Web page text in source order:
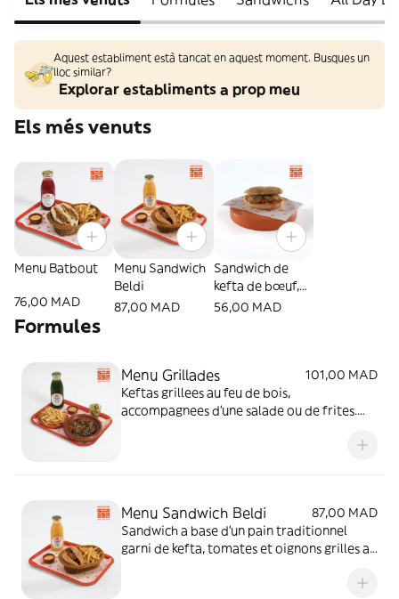
Aquest establiment està tancat en aquest moment. Busques un
lloc similar?
Explorar establiments a prop meu
Els més venuts
Menu Batbout
76,00 MAD
Menu Sandwich
Beldi
87,00 MAD
Sandwich de
kefta de bœuf,
race brune de
56,00 MAD
Formules
Menu Grillades
101,00 MAD
Keftas grillees au feu de bois,
accompagnees d'une salade ou de frites.
Menu Sandwich Beldi
87,00 MAD
Sandwich a base d'un pain traditionnel
garni de kefta, tomates et oignons grilles au
ou d'une salade au choix et d'une boisson